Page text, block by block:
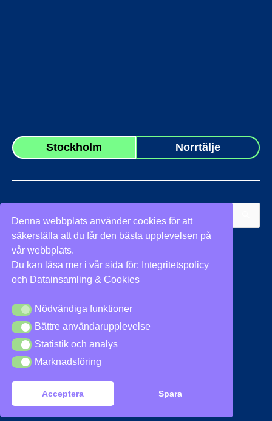
Denna webbplats använder cookies för att
säkerställa att du får den bästa upplevelsen på
vår webbplats.
Du kan läsa mer i vår sida för: Integritetspolicy
och Datainsamling & Cookies
Nödvändiga funktioner
Nödvändiga funktioner
Bättre användarupplevelse
Bättre användarupplevelse
Statistik och analys
Statistik och analys
Marknadsföring
Marknadsföring
Acceptera Spara
Stockholm Norrtälje
efter:
Integritetspolicy|